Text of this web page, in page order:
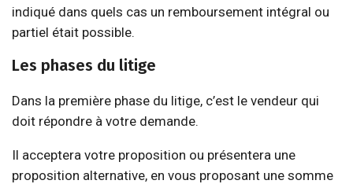
indiqué dans quels cas un remboursement intégral ou
partiel était possible.
Les phases du litige
Dans la première phase du litige, c’est le vendeur qui
doit répondre à votre demande.
Il acceptera votre proposition ou présentera une
proposition alternative, en vous proposant une somme